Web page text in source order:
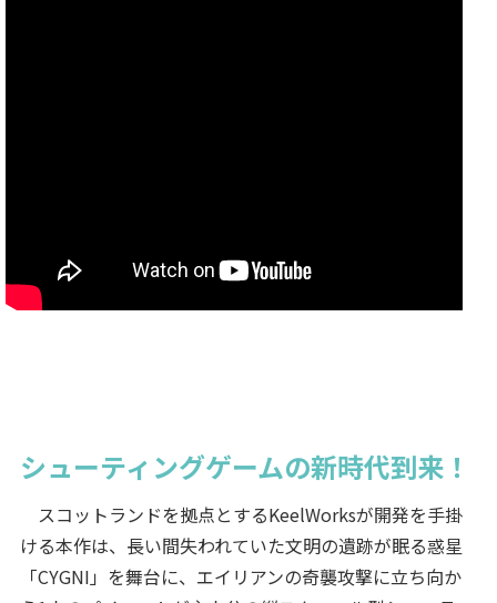
シューティングゲームの新時代到来！
スコットランドを拠点とするKeelWorksが開発を手掛
ける本作は、長い間失われていた文明の遺跡が眠る惑星
「CYGNI」を舞台に、エイリアンの奇襲攻撃に立ち向か